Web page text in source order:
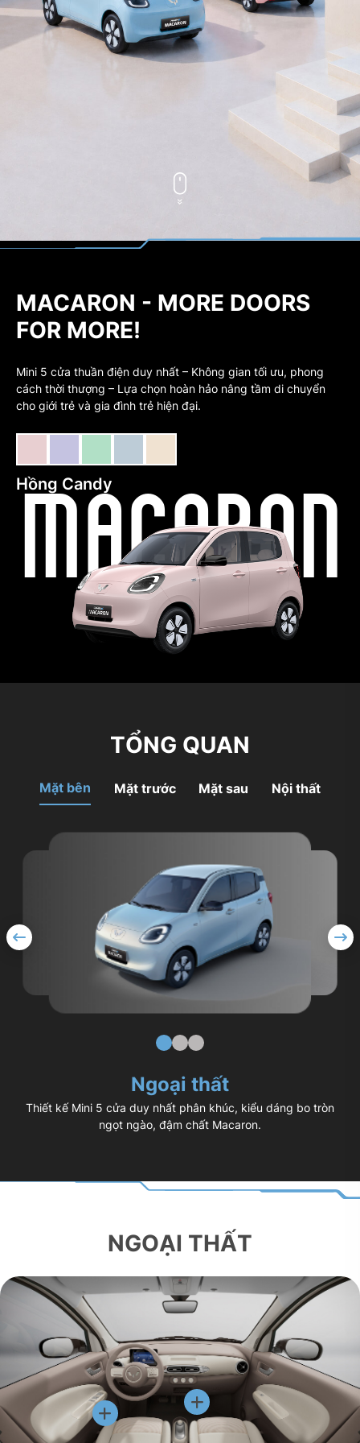
MACARON - MORE DOORS
FOR MORE!
Mini 5 cửa thuần điện duy nhất – Không gian tối ưu, phong
cách thời thượng – Lựa chọn hoàn hảo nâng tầm di chuyển
cho giới trẻ và gia đình trẻ hiện đại.
Hồng Candy
Tím
Taro
Xanh
Mint
Xanh
Soda
Trắng
Milk
MACARON
TỔNG QUAN
Mặt bên Mặt trước Mặt sau Nội thất
Ngoại thất
Thiết kế Mini 5 cửa duy nhất phân khúc, kiểu dáng bo tròn
ngọt ngào, đậm chất Macaron.
NGOẠI THẤT